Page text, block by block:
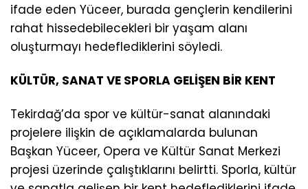
ifade eden Yüceer, burada gençlerin kendilerini
rahat hissedebilecekleri bir yaşam alanı
oluşturmayı hedeflediklerini söyledi.
KÜLTÜR, SANAT VE SPORLA GELİŞEN BİR KENT
Tekirdağ’da spor ve kültür-sanat alanındaki
projelere ilişkin de açıklamalarda bulunan
Başkan Yüceer, Opera ve Kültür Sanat Merkezi
projesi üzerinde çalıştıklarını belirtti. Sporla, kültür